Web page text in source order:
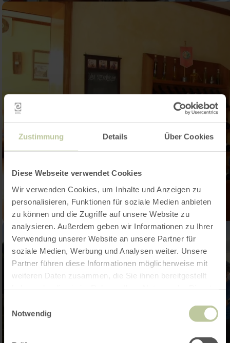
Zustimmung Details Über Cookies
Diese Webseite verwendet Cookies
Wir verwenden Cookies, um Inhalte und Anzeigen zu
personalisieren, Funktionen für soziale Medien anbieten
zu können und die Zugriffe auf unsere Website zu
analysieren. Außerdem geben wir Informationen zu Ihrer
Verwendung unserer Website an unsere Partner für
soziale Medien, Werbung und Analysen weiter. Unsere
Partner führen diese Informationen möglicherweise mit
weiteren Daten zusammen, die Sie ihnen bereitgestellt
Notwendig